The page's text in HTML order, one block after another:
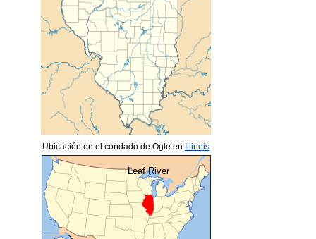
Leaf River
Ubicación en el condado de Ogle en Illinois